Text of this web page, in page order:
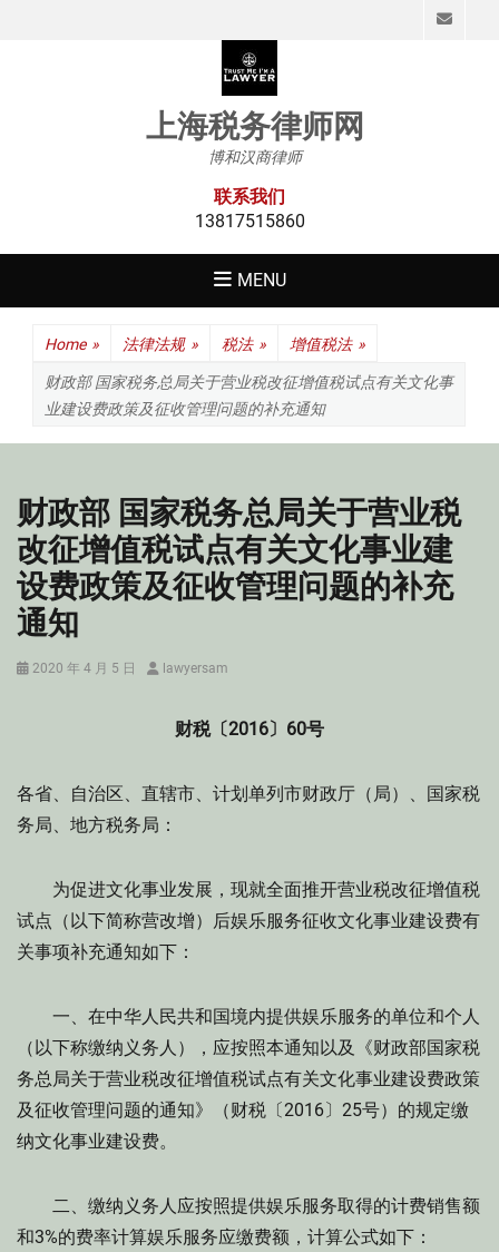
上海税务律师网
博和汉商律师
联系我们
13817515860
MENU
Home » 法律法规 » 税法 » 增值税法 »
财政部 国家税务总局关于营业税改征增值税试点有关文化事
业建设费政策及征收管理问题的补充通知
财政部 国家税务总局关于营业税
改征增值税试点有关文化事业建
设费政策及征收管理问题的补充
通知
Posted
2020 年 4 月 5 日 Authorlawyersam
财税〔2016〕60号
各省、自治区、直辖市、计划单列市财政厅（局）、国家税
务局、地方税务局：
为促进文化事业发展，现就全面推开营业税改征增值税
试点（以下简称营改增）后娱乐服务征收文化事业建设费有
关事项补充通知如下：
一、在中华人民共和国境内提供娱乐服务的单位和个人
（以下称缴纳义务人），应按照本通知以及《财政部国家税
务总局关于营业税改征增值税试点有关文化事业建设费政策
及征收管理问题的通知》（财税〔2016〕25号）的规定缴
纳文化事业建设费。
二、缴纳义务人应按照提供娱乐服务取得的计费销售额
和3%的费率计算娱乐服务应缴费额，计算公式如下：